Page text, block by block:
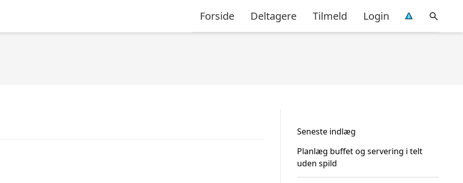
Forside Deltagere Tilmeld Login
Seneste indlæg
Planlæg buffet og servering i telt
uden spild